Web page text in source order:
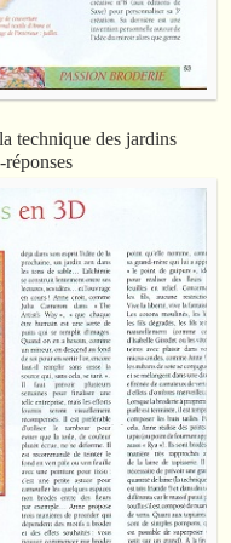
technique des jardins
-réponses